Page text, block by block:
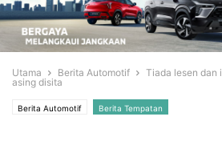
Utama Berita Automotif
Tiada lesen dan
asing disita
Berita Automotif Berita Tempatan